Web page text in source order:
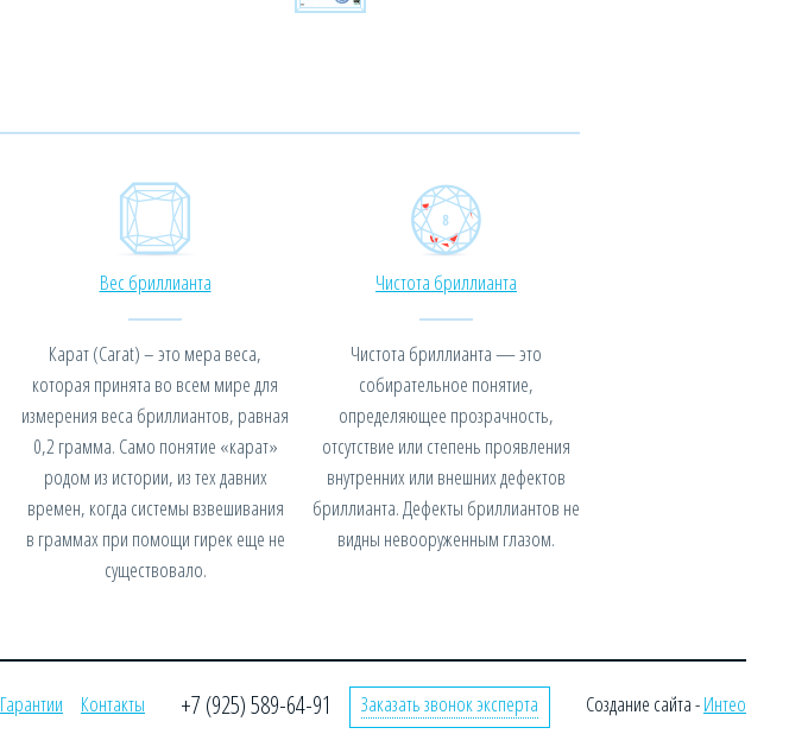
Вес бриллианта
Карат (Carat) – это мера веса,
которая принята во всем мире для
измерения веса бриллиантов, равная
0,2 грамма. Само понятие «карат»
родом из истории, из тех давних
времен, когда системы взвешивания
в граммах при помощи гирек еще не
существовало.
Чистота бриллианта
Чистота бриллианта — это
собирательное понятие,
определяющее прозрачность,
отсутствие или степень проявления
внутренних или внешних дефектов
бриллианта. Дефекты бриллиантов не
видны невооруженным глазом.
Создание сайта -Интео
Гарантии
Контакты
+7 (925) 589-64-91 Заказать звонок эксперта